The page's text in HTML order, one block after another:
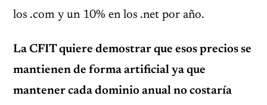
los .com y un 10% en los .net por año.
La CFIT quiere demostrar que esos precios se
mantienen de forma artificial ya que
mantener cada dominio anual no costaría